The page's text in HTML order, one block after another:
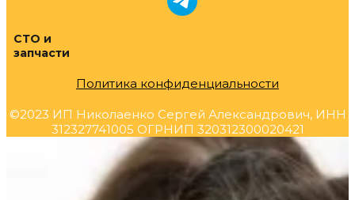
СТО и
запчасти
Политика конфиденциальности
©2023 ИП Николаенко Сергей Александрович, ИНН
312327741005 ОГРНИП 320312300020421